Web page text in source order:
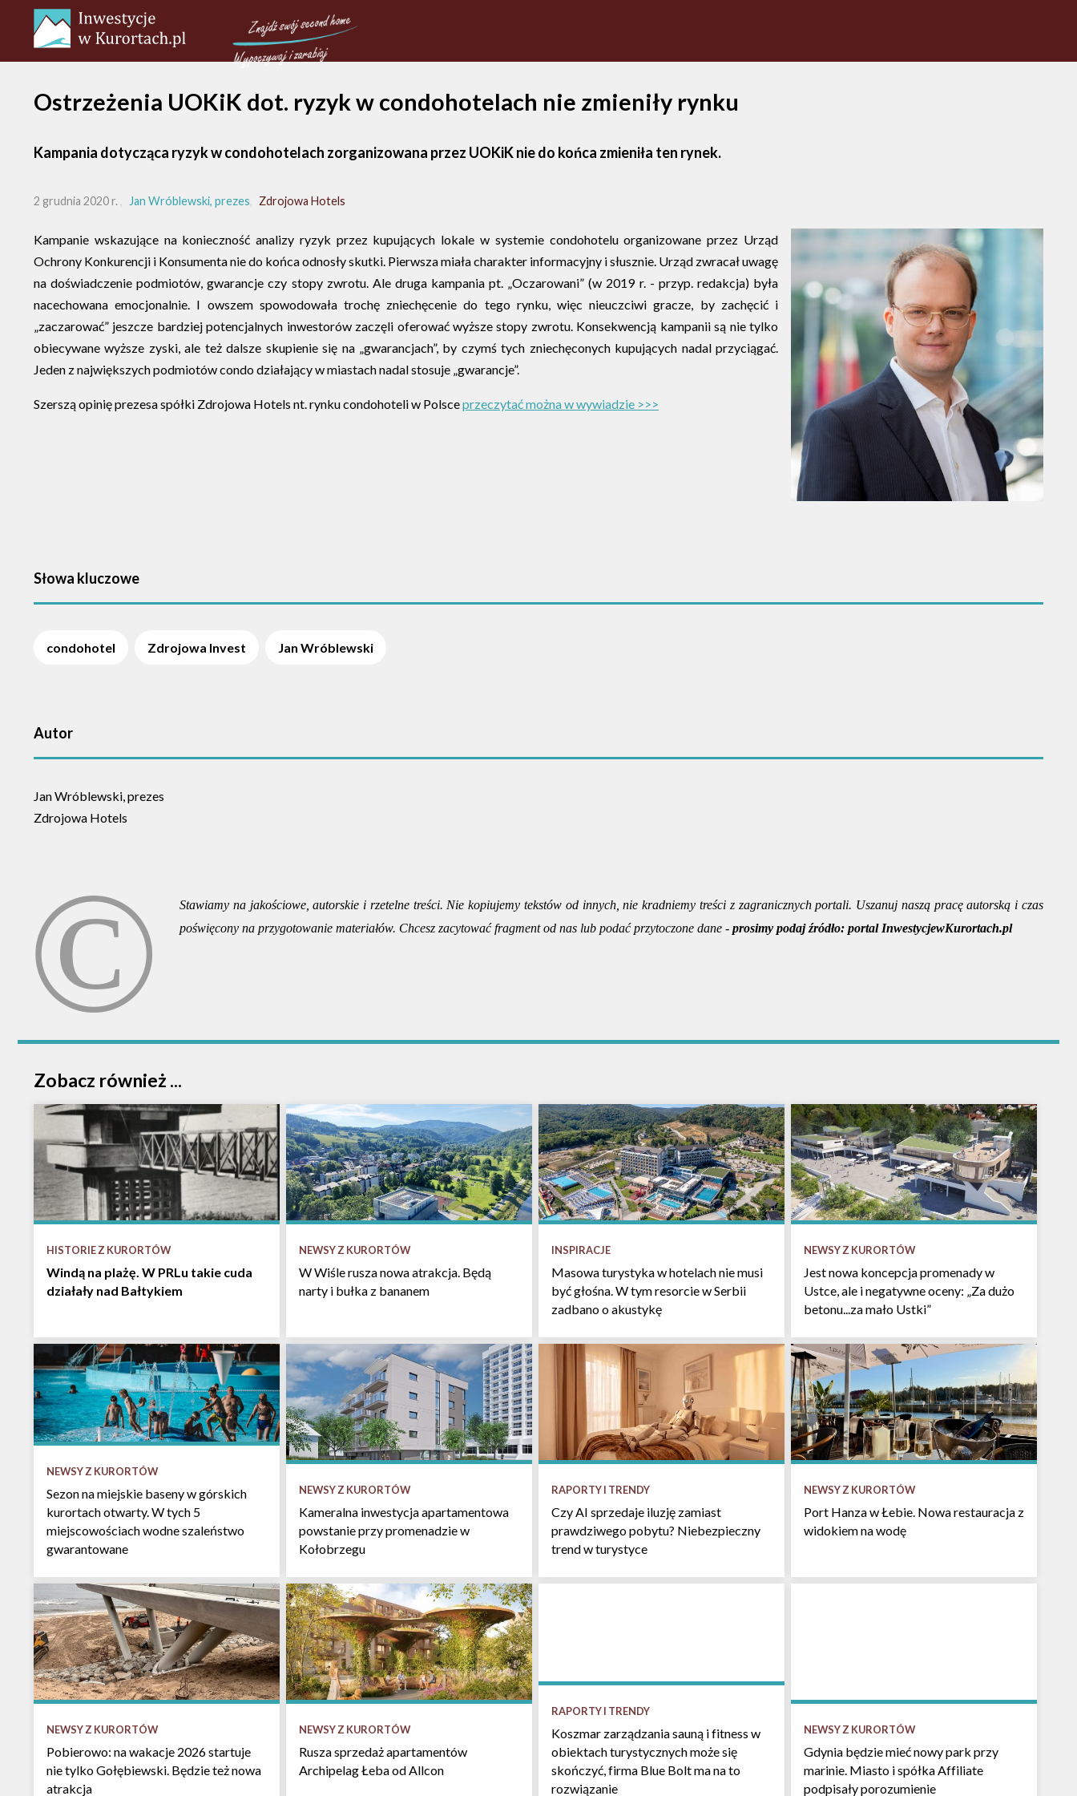
Ostrzeżenia UOKiK dot. ryzyk w condohotelach nie zmieniły rynku
Kampania dotycząca ryzyk w condohotelach zorganizowana przez UOKiK nie do końca zmieniła ten rynek.
2 grudnia 2020 r. Jan Wróblewski, prezes Zdrojowa Hotels
Kampanie wskazujące na konieczność analizy ryzyk przez kupujących lokale w systemie condohotelu organizowane przez Urząd
Ochrony Konkurencji i Konsumenta nie do końca odnosły skutki. Pierwsza miała charakter informacyjny i słusznie. Urząd zwracał uwagę
na doświadczenie podmiotów, gwarancje czy stopy zwrotu. Ale druga kampania pt. „Oczarowani” (w 2019 r. - przyp. redakcja) była
nacechowana emocjonalnie. I owszem spowodowała trochę zniechęcenie do tego rynku, więc nieuczciwi gracze, by zachęcić i
„zaczarować” jeszcze bardziej potencjalnych inwestorów zaczęli oferować wyższe stopy zwrotu. Konsekwencją kampanii są nie tylko
obiecywane wyższe zyski, ale też dalsze skupienie się na „gwarancjach”, by czymś tych zniechęconych kupujących nadal przyciągać.
Jeden z największych podmiotów condo działający w miastach nadal stosuje „gwarancje”.
Szerszą opinię prezesa spółki Zdrojowa Hotels nt. rynku condohoteli w Polsceprzeczytać można w wywiadzie >>>
Słowa kluczowe
condohotel Zdrojowa Invest Jan Wróblewski
Autor
Jan Wróblewski, prezes
Zdrojowa Hotels
Stawiamy na jakościowe, autorskie i rzetelne treści. Nie kopiujemy tekstów od innych, nie kradniemy treści z zagranicznych portali. Uszanuj naszą pracę autorską i czas
poświęcony na przygotowanie materiałów. Chcesz zacytować fragment od nas lub podać przytoczone dane - prosimy podaj źródło: portal InwestycjewKurortach.pl
Zobacz również ...
HISTORIE Z KURORTÓW
Windą na plażę. W PRLu takie cuda
działały nad Bałtykiem
NEWSY Z KURORTÓW
W Wiśle rusza nowa atrakcja. Będą
narty i bułka z bananem
INSPIRACJE
Masowa turystyka w hotelach nie musi
być głośna. W tym resorcie w Serbii
zadbano o akustykę
NEWSY Z KURORTÓW
Jest nowa koncepcja promenady w
Ustce, ale i negatywne oceny: „Za dużo
betonu...za mało Ustki”
NEWSY Z KURORTÓW
Sezon na miejskie baseny w górskich
kurortach otwarty. W tych 5
miejscowościach wodne szaleństwo
gwarantowane
NEWSY Z KURORTÓW
Kameralna inwestycja apartamentowa
powstanie przy promenadzie w
Kołobrzegu
RAPORTY I TRENDY
Czy AI sprzedaje iluzję zamiast
prawdziwego pobytu? Niebezpieczny
trend w turystyce
NEWSY Z KURORTÓW
Port Hanza w Łebie. Nowa restauracja z
widokiem na wodę
NEWSY Z KURORTÓW
Pobierowo: na wakacje 2026 startuje
nie tylko Gołębiewski. Będzie też nowa
atrakcja
NEWSY Z KURORTÓW
Rusza sprzedaż apartamentów
Archipelag Łeba od Allcon
RAPORTY I TRENDY
Koszmar zarządzania sauną i fitness w
obiektach turystycznych może się
skończyć, firma Blue Bolt ma na to
rozwiązanie
NEWSY Z KURORTÓW
Gdynia będzie mieć nowy park przy
marinie. Miasto i spółka Affiliate
podpisały porozumienie